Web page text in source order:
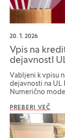
20. 1. 2026
Vpis na
dejavnostI
Vabljeni k vpisu
dejavnosti na UL
Numerično
PREBERI VEČ